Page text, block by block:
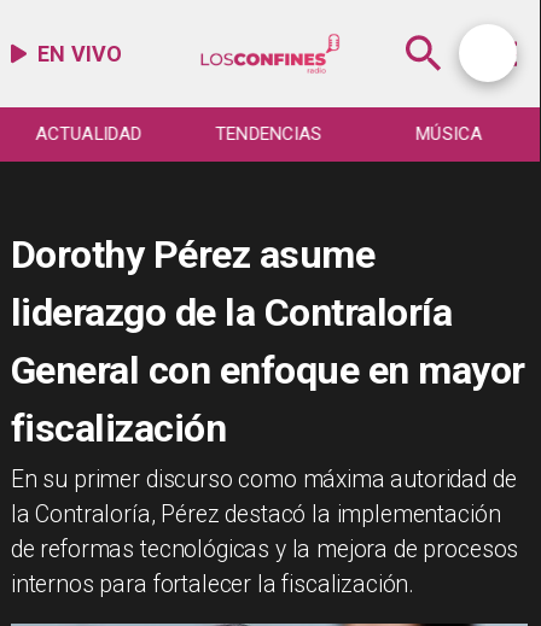
EN VIVO
ACTUALIDAD TENDENCIAS MÚSICA
Dorothy Pérez asume
liderazgo de la Contraloría
General con enfoque en mayor
fiscalización
​En su primer discurso como máxima autoridad de
la Contraloría, Pérez destacó la implementación
de reformas tecnológicas y la mejora de procesos
internos para fortalecer la fiscalización.